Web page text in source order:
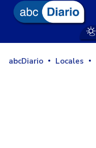
abcDiario Locales